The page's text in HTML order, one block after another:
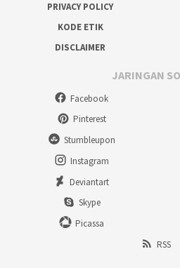
PRIVACY POLICY
KODE ETIK
DISCLAIMER
JARINGAN
Facebook
Pinterest
Stumbleupon
Instagram
Deviantart
Skype
Picassa
RSS